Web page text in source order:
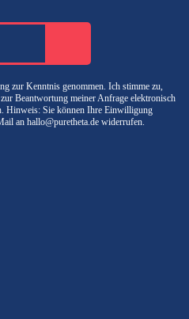
zur Kenntnis genommen. Ich stimme zu,
Beantwortung meiner Anfrage elektronisch
Hinweis: Sie können Ihre Einwilligung
an hallo@puretheta.de widerrufen.